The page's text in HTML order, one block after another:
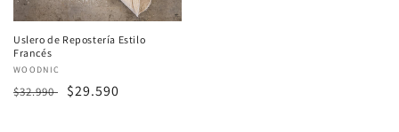
Uslero de Repostería Estilo
Francés
Proveedor:
WOODNIC
Precio
$32.990
Precio
$29.590